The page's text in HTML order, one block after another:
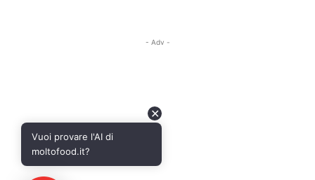
- Adv -
✕
Vuoi provare l'AI di
moltofood.it?